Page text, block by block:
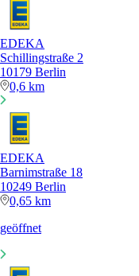
EDEKA
Schillingstraße 2
10179 Berlin
0,6 km
EDEKA
Barnimstraße 18
10249 Berlin
0,65 km
geöffnet